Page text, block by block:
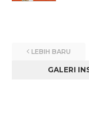
LEBIH BARU
GALERI